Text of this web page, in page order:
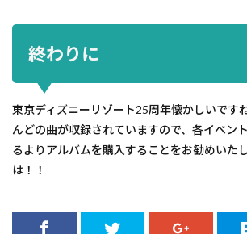
終わりに
東京ディズニーリゾート25周年懐かしいです
んどの曲が収録されていますので、各イベン
るよりアルバムを購入することをお勧めいた
は！！